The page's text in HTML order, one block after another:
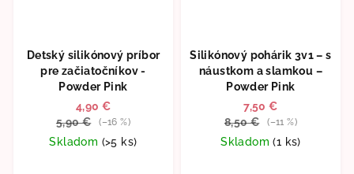
Detský silikónový príbor
pre začiatočníkov -
Powder Pink
4,90 €
5,90 €
(–16 %)
Skladom (>5 ks)
Silikónový pohárik 3v1 – s
náustkom a slamkou –
Powder Pink
7,50 €
8,50 €
(–11 %)
Skladom(1 ks)